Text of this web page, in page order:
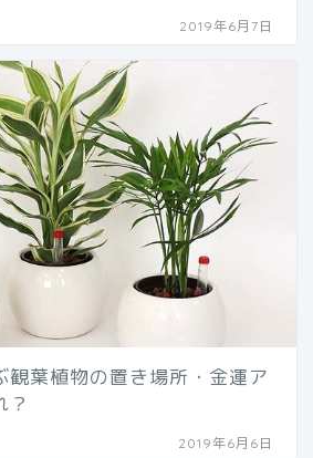
2019年6月7日
観葉植物の置き場所・金運ア
？
2019年6月6日